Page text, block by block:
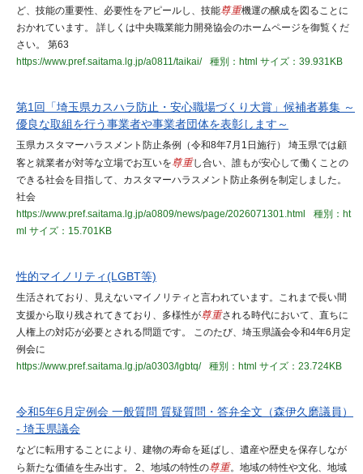
ど、技能の重要性、必要性をアピールし、技能尊重機運の醸成を図ることに
おかれています。 詳しくは中央職業能力開発協会のホームページを御覧くだ
さい。 第63
https://www.pref.saitama.lg.jp/a0811/taikai/
種別：html サイズ：39.931KB
第1回「埼玉県カスハラ防止・安心職場づくり大賞」候補者募集 ～
優良な取組を行う事業者や事業者団体を表彰します～
玉県カスタマーハラスメント防止条例（令和8年7月1日施行） 埼玉県では顧
客と就業者が対等な立場でお互いを尊重し合い、誰もが安心して働くことの
できる社会を目指して、カスタマーハラスメント防止条例を制定しました。
社会
https://www.pref.saitama.lg.jp/a0809/news/page/2026071301.html
種別：ht
ml サイズ：15.701KB
性的マイノリティ(LGBT等)
生活されており、見えないマイノリティと言われています。これまで長い間
支援から取り残されてきており、多様性が尊重される時代において、直ちに
人権上の対応が必要とされる問題です。 このたび、埼玉県議会令和4年6月定
例会に
https://www.pref.saitama.lg.jp/a0303/lgbtq/
種別：html サイズ：23.724KB
令和5年6月定例会 一般質問 質疑質問・答弁全文（森伊久磨議員）
- 埼玉県議会
などに転用することにより、建物の寿命を延ばし、遺産や歴史を保存しなが
ら新たな価値を生み出す。 2、地域の特性の尊重。地域の特性や文化、地域